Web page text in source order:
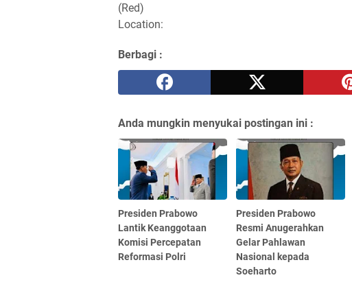
(Red)
Location:
Berbagi :
Anda mungkin menyukai postingan ini :
Presiden Prabowo
Lantik Keanggotaan
Komisi Percepatan
Reformasi Polri
Presiden Prabowo
Resmi Anugerahkan
Gelar Pahlawan
Nasional kepada
Soeharto